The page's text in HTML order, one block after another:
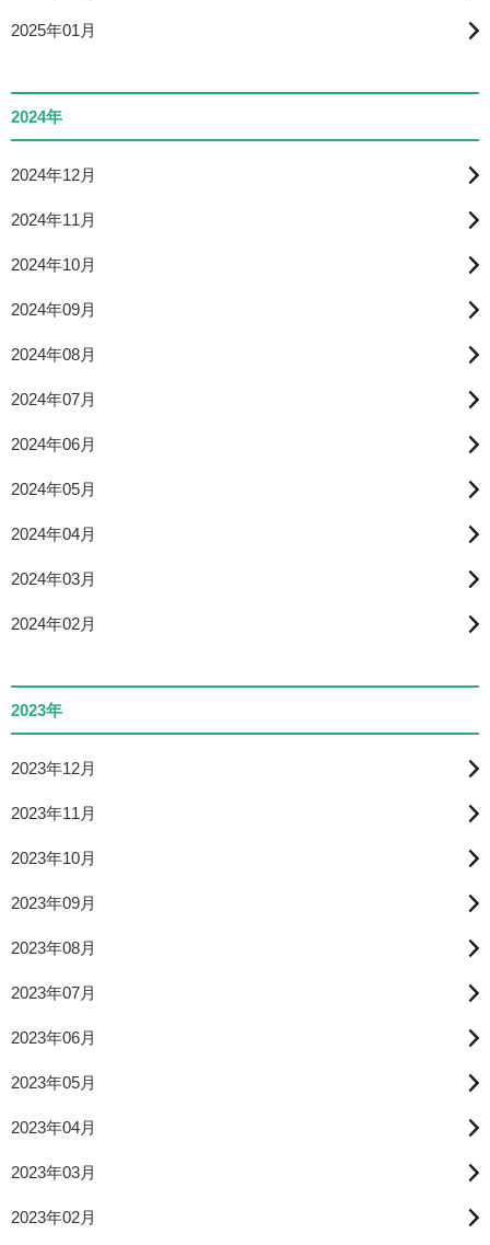
2025年01月
2024年
2024年12月
2024年11月
2024年10月
2024年09月
2024年08月
2024年07月
2024年06月
2024年05月
2024年04月
2024年03月
2024年02月
2023年
2023年12月
2023年11月
2023年10月
2023年09月
2023年08月
2023年07月
2023年06月
2023年05月
2023年04月
2023年03月
2023年02月